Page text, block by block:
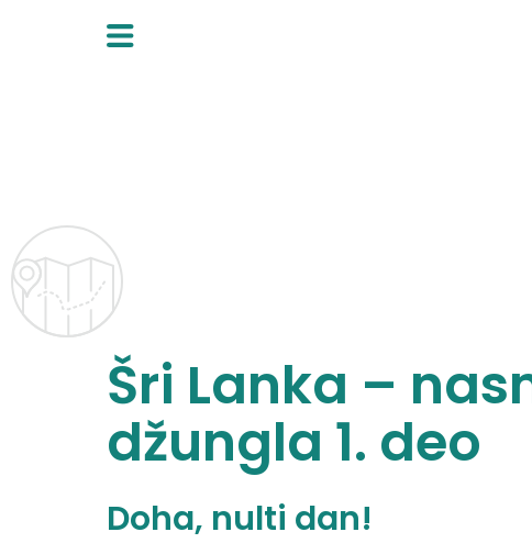
Šri Lanka –
džungla 1. deo
Doha, nulti dan!